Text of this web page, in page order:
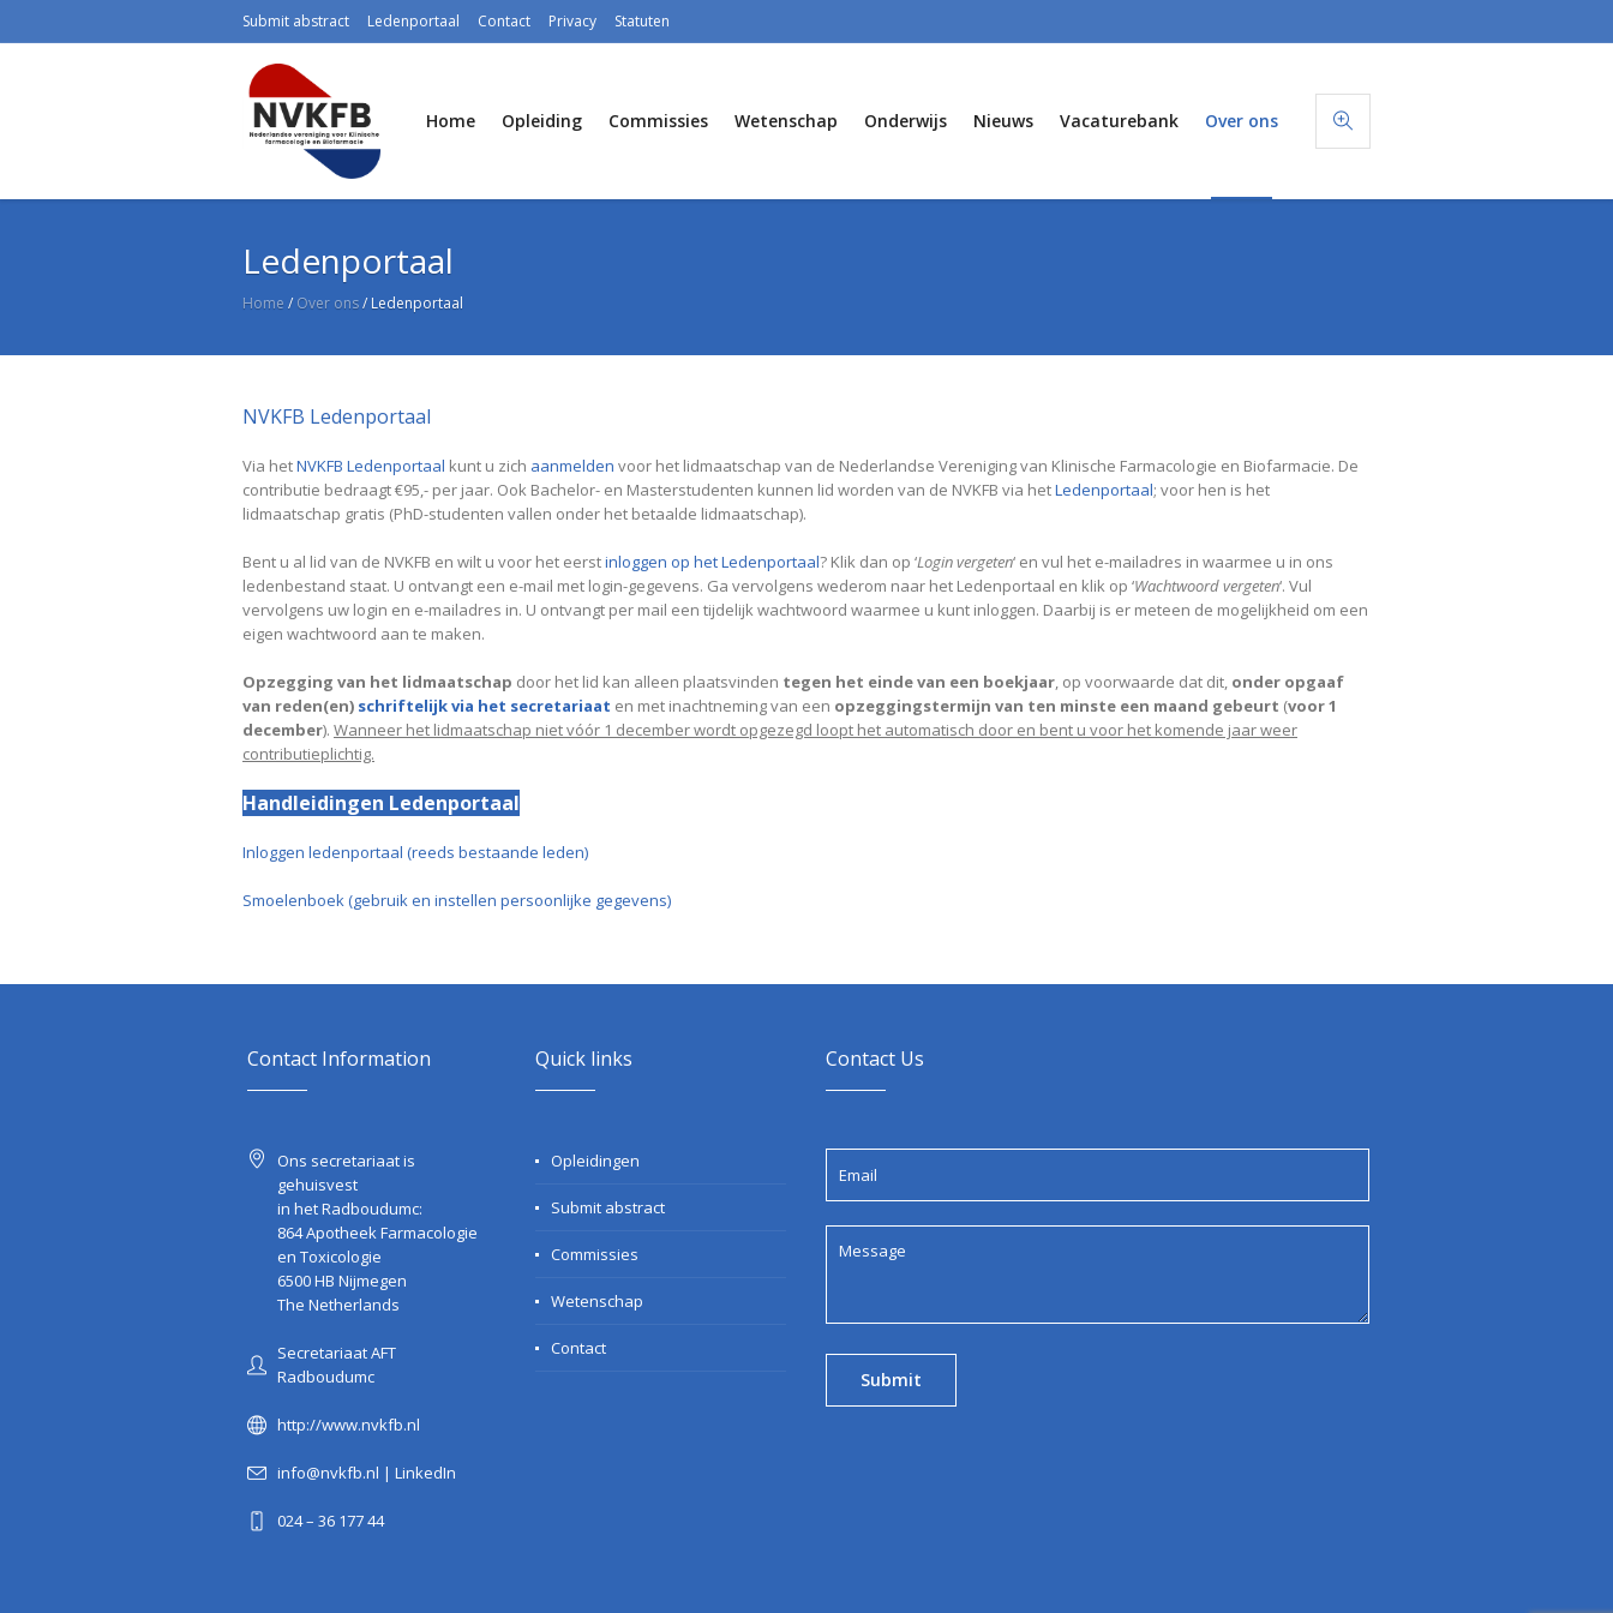
Submit abstract Ledenportaal Contact Privacy Statuten
Home Opleiding Commissies Wetenschap Onderwijs Nieuws Vacaturebank Over ons
Ledenportaal
Home / Over ons/ Ledenportaal
NVKFB Ledenportaal
Via hetNVKFB Ledenportaal kunt u zich aanmelden voor het lidmaatschap van de Nederlandse Vereniging van Klinische Farmacologie en Biofarmacie. De
contributie bedraagt €95,- per jaar. Ook Bachelor- en Masterstudenten kunnen lid worden van de NVKFB via hetLedenportaal; voor hen is het
lidmaatschap gratis (PhD-studenten vallen onder het betaalde lidmaatschap).
Bent u al lid van de NVKFB en wilt u voor het eerstinloggen op het Ledenportaal? Klik dan op ‘Login vergeten‘ en vul het e-mailadres in waarmee u in ons
ledenbestand staat. U ontvangt een e-mail met login-gegevens. Ga vervolgens wederom naar het Ledenportaal en klik op ‘Wachtwoord vergeten‘. Vul
vervolgens uw login en e-mailadres in. U ontvangt per mail een tijdelijk wachtwoord waarmee u kunt inloggen. Daarbij is er meteen de mogelijkheid om een
eigen wachtwoord aan te maken.
Opzegging van het lidmaatschap door het lid kan alleen plaatsvinden tegen het einde van een boekjaar, op voorwaarde dat dit, onder opgaaf
van reden(en) schriftelijk via het secretariaat en met inachtneming van een opzeggingstermijn van ten minste een maand gebeurt (voor 1
december). Wanneer het lidmaatschap niet vóór 1 december wordt opgezegd loopt het automatisch door en bent u voor het komende jaar weer
contributieplichtig.
Handleidingen Ledenportaal
Inloggen ledenportaal (reeds bestaande leden)
Smoelenboek (gebruik en instellen persoonlijke gegevens)
Contact Information
Ons secretariaat is
gehuisvest
in het Radboudumc:
864 Apotheek Farmacologie
en Toxicologie
6500 HB Nijmegen
The Netherlands
Secretariaat AFT
Radboudumc
http://www.nvkfb.nl
info@nvkfb.nl |LinkedIn
024 – 36 177 44
Quick links
Opleidingen
Submit abstract
Commissies
Wetenschap
Contact
Contact Us